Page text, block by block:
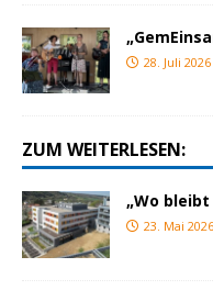
28. Juli 2026
ZUM WEITERLESEN:
„Wo bleibt
23. Mai 2026